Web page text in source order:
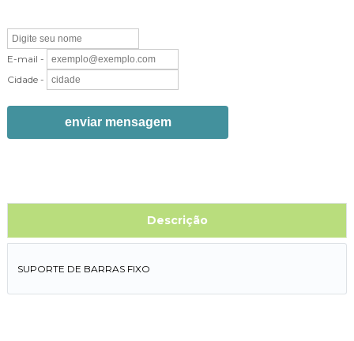
E-mail -
Cidade -
enviar mensagem
Descrição
SUPORTE DE BARRAS FIXO